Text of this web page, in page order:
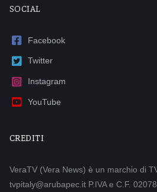
SOCIAL
Facebook
Twitter
Instagram
YouTube
CREDITI
VeraTV (Vera News) è un marchio di
tvpitaly@arubapec.it P.IVA e C.F.